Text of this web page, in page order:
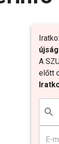
A
előtt